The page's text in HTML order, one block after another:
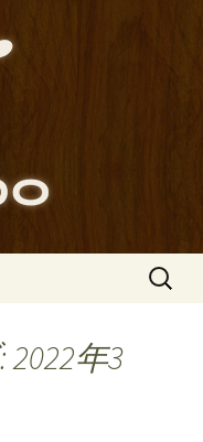
タリアン
）」の公式
ェッポ）」。
オリーブ牛の
ニューも豊富
人飲みのお客
検
年3